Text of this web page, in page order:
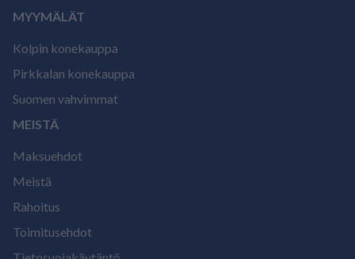
MYYMÄLÄT
Kolpin konekauppa
Pirkkalan konekauppa
Suomen vahvimmat
MEISTÄ
Maksuehdot
Meistä
Rahoitus
Toimitusehdot